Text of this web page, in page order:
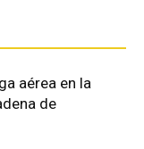
aérea en la
de